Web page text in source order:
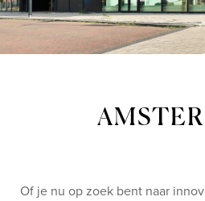
Of je nu op zoek bent naar